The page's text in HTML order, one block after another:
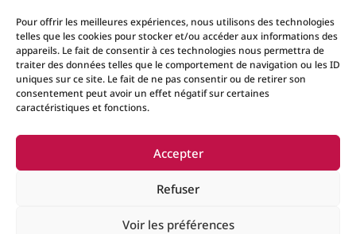
Pour offrir les meilleures expériences, nous utilisons des technologies
telles que les cookies pour stocker et/ou accéder aux informations des
appareils. Le fait de consentir à ces technologies nous permettra de
traiter des données telles que le comportement de navigation ou les ID
uniques sur ce site. Le fait de ne pas consentir ou de retirer son
consentement peut avoir un effet négatif sur certaines
caractéristiques et fonctions.
Accepter
Refuser
Voir les préférences
Sur rendez vous
Accueil Contact Boutique
Événements
Mentions Légales
Conditions générales de
ventes